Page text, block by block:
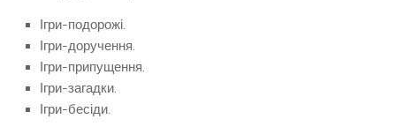
Ігри-подорожі.
Ігри-доручення.
Ігри-припущення.
Ігри-загадки.
Ігри-бесіди.